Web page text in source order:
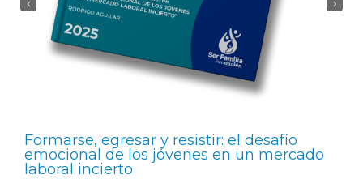
Formarse, egresar y resistir: el desafío
emocional de los jóvenes en un mercado
laboral incierto